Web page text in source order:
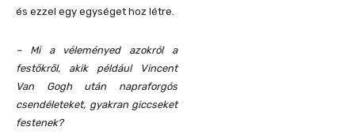
és ezzel egy egységet hoz létre.
– Mi a véleményed azokról a
festőkről, akik például Vincent
Van Gogh után napraforgós
csendéleteket, gyakran giccseket
festenek?